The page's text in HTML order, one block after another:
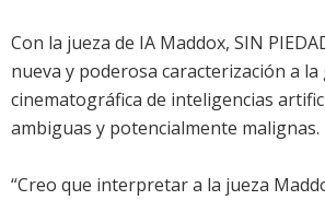
Con la jueza de IA Maddox, SIN
nueva y poderosa caracterización a la
cinematográfica de inteligencias
ambiguas y potencialmente malignas.
“Creo que interpretar a la jueza